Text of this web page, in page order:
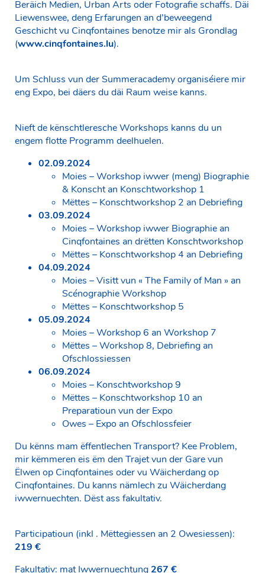
Beräich Medien, Urban Arts oder Fotografie schaffs. Däi
Liewenswee, deng Erfarungen an d’beweegend
Geschicht vu Cinqfontaines benotze mir als Grondlag
(www.cinqfontaines.lu).
Um Schluss vun der Summeracademy organiséiere mir
eng Expo, bei däers du däi Raum weise kanns.
Nieft de kënschtleresche Workshops kanns du un
engem flotte Programm deelhuelen.
02.09.2024
Moies – Workshop iwwer (meng) Biographie
& Konscht an Konschtworkshop 1
Mëttes – Konschtworkshop 2 an Debriefing
03.09.2024
Moies – Workshop iwwer Biographie an
Cinqfontaines an drëtten Konschtworkshop
Mëttes – Konschtworkshop 4 an Debriefing
04.09.2024
Moies – Visitt vun « The Family of Man » an
Scénographie Workshop
Mëttes – Konschtworkshop 5
05.09.2024
Moies – Workshop 6 an Workshop 7
Mëttes – Workshop 8, Debriefing an
Ofschlossiessen
06.09.2024
Moies – Konschtworkshop 9
Mëttes – Konschtworkshop 10 an
Preparatioun vun der Expo
Owes – Expo an Ofschlossfeier
Du kënns mam ëffentlechen Transport? Kee Problem,
mir këmmeren eis ëm den Trajet vun der Gare vun
Ëlwen op Cinqfontaines oder vu Wäicherdang op
Cinqfontaines. Du kanns nämlech zu Wäicherdang
iwwernuechten. Dëst ass fakultativ.
Participatioun (inkl . Mëttegiessen an 2 Owesiessen):
219 €
Fakultativ: mat Iwwernuechtung 267 €